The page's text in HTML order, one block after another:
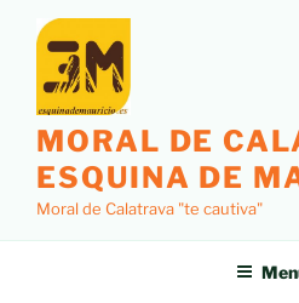
MORAL DE
ESQUINA DE
Moral de Calatrava "te cautiva"